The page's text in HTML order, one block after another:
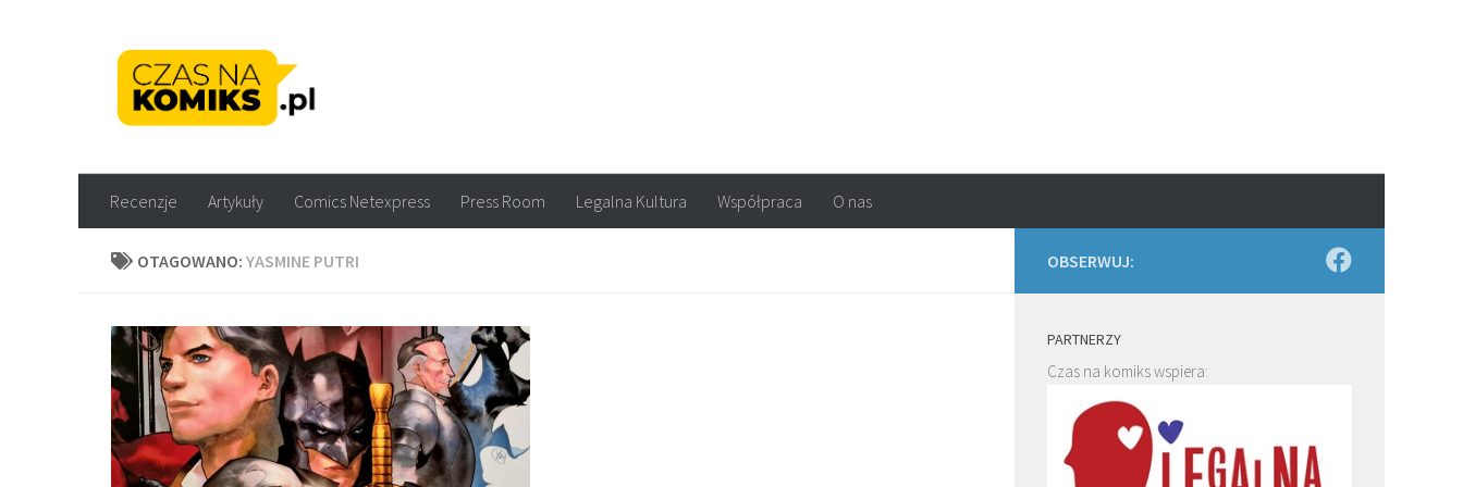
Recenzje Artykuły Comics Netexpress Press Room Legalna Kultura Współpraca O nas
OTAGOWANO: YASMINE PUTRI OBSERWUJ:
PARTNERZY
Czas na komiks wspiera: